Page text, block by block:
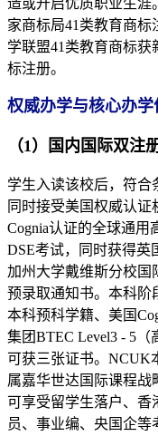
造或开启优质职业生涯
家商标局41类教育商
学联盟41类教育商标
标注册。
权威办学与核心办学
（1）国内国际双注
学生入读该校后，符合
同时接受美国权威认证
Cognia认证的全球通用
DSE考试，同时获得英
加州大学戴维斯分校国
预录取通知书。本科阶
本科预科学籍、美国
集团BTEC Level3 - 5
可获三张证书。NCUK
属嘉华世达国际课程战
可享受留学生落户、香
员、事业编、央国企等